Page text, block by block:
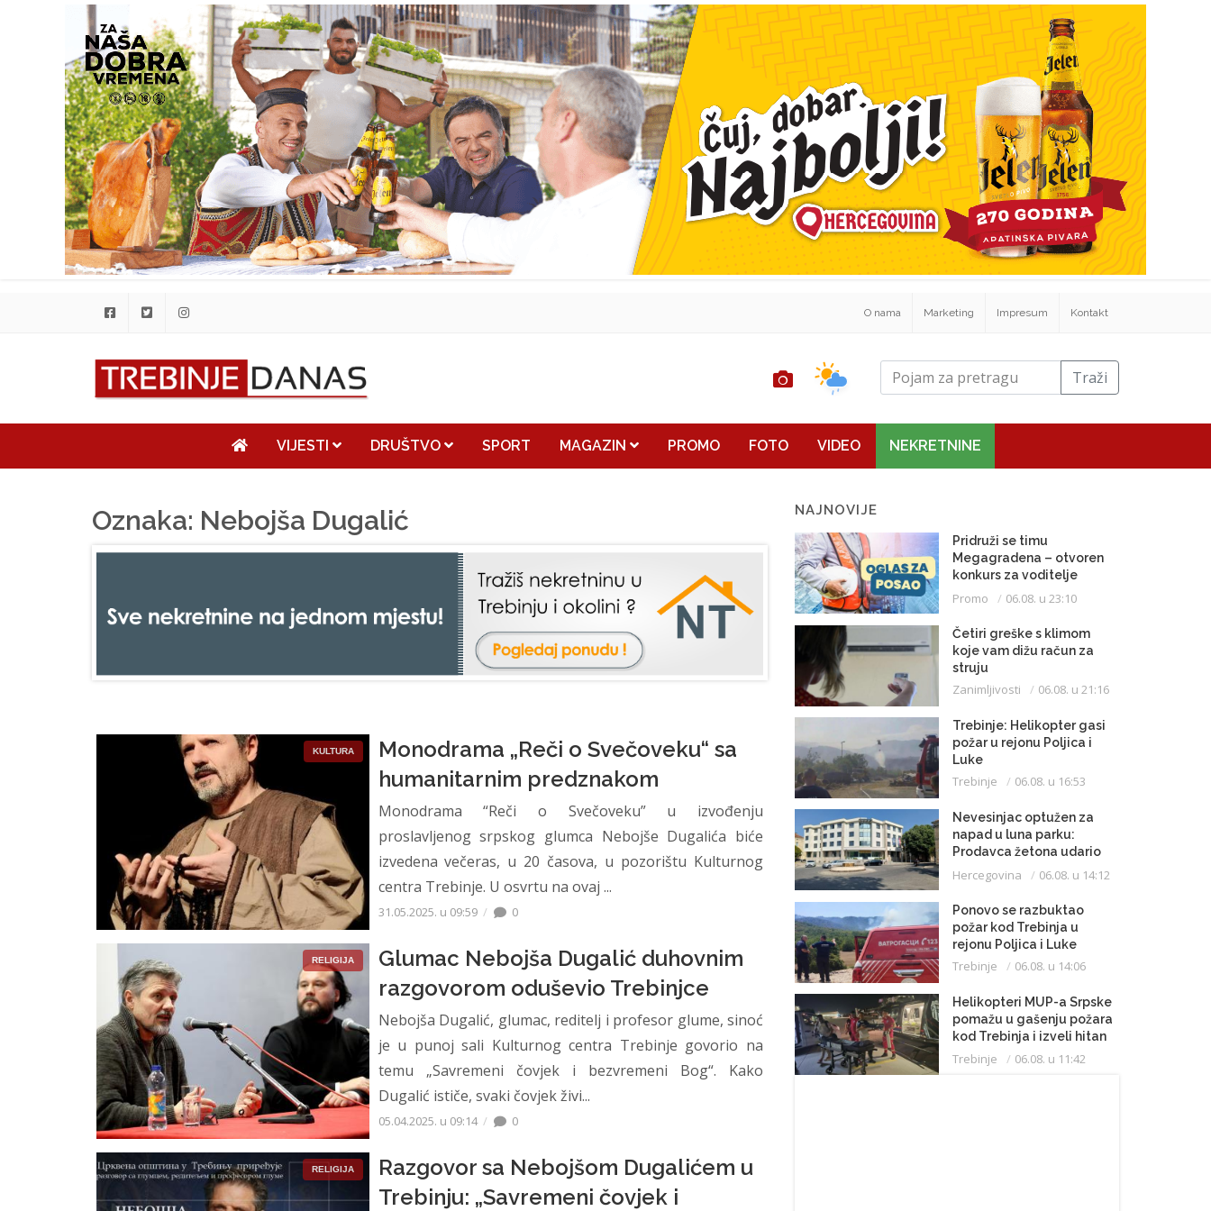
O nama Marketing Impresum Kontakt
Traži
VIJESTI DRUŠTVO SPORT MAGAZIN PROMO FOTO VIDEO NEKRETNINE
Oznaka: Nebojša Dugalić
KULTURA
Monodrama „Reči o Svečoveku“ sa
humanitarnim predznakom
Monodrama “Reči o Svečoveku” u izvođenju
proslavljenog srpskog glumca Nebojše Dugalića biće
izvedena večeras, u 20 časova, u pozorištu Kulturnog
centra Trebinje. U osvrtu na ovaj ...
31.05.2025. u 09:59 0
RELIGIJA
Glumac Nebojša Dugalić duhovnim
razgovorom oduševio Trebinjce
Nebojša Dugalić, glumac, reditelj i profesor glume, sinoć
je u punoj sali Kulturnog centra Trebinje govorio na
temu „Savremeni čovjek i bezvremeni Bog“. Kako
Dugalić ističe, svaki čovjek živi...
05.04.2025. u 09:14 0
RELIGIJA
Razgovor sa Nebojšom Dugalićem u
Trebinju: „Savremeni čovjek i
NAJNOVIJE
Pridruži se timu
Megagradena – otvoren
konkurs za voditelje
gradilišta
Promo 06.08. u 23:10
Četiri greške s klimom
koje vam dižu račun za
struju
Zanimljivosti 06.08. u 21:16
Trebinje: Helikopter gasi
požar u rejonu Poljica i
Luke
Trebinje 06.08. u 16:53
Nevesinjac optužen za
napad u luna parku:
Prodavca žetona udario
mikrofonom u glavu
Hercegovina 06.08. u 14:12
Ponovo se razbuktao
požar kod Trebinja u
rejonu Poljica i Luke
Trebinje 06.08. u 14:06
Helikopteri MUP-a Srpske
pomažu u gašenju požara
kod Trebinja i izveli hitan
medicinski let do
Beograda
Trebinje 06.08. u 11:42